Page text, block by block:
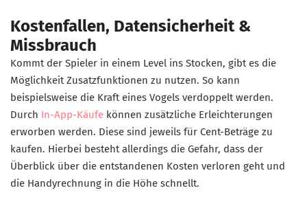
Kostenfallen, Datensicherheit &
Missbrauch
Kommt der Spieler in einem Level ins Stocken, gibt es die
Möglichkeit Zusatzfunktionen zu nutzen. So kann
beispielsweise die Kraft eines Vogels verdoppelt werden.
Durch In-App-Käufe können zusätzliche Erleichterungen
erworben werden. Diese sind jeweils für Cent-Beträge zu
kaufen. Hierbei besteht allerdings die Gefahr, dass der
Überblick über die entstandenen Kosten verloren geht und
die Handyrechnung in die Höhe schnellt.